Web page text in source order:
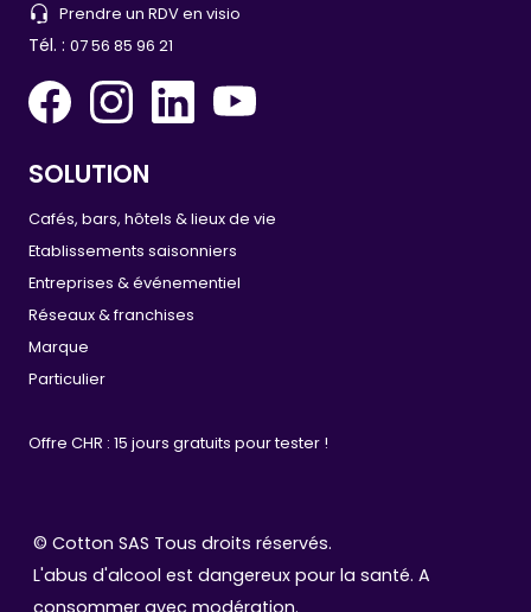
Prendre un RDV en visio
Tél. : 07 56 85 96 21
SOLUTION
Cafés, bars, hôtels & lieux de vie
Etablissements saisonniers
Entreprises & événementiel
Réseaux & franchises
Marque
Particulier
Offre CHR : 15 jours gratuits pour tester !
© Cotton SAS Tous droits réservés.
L'abus d'alcool est dangereux pour la santé. A
consommer avec modération.